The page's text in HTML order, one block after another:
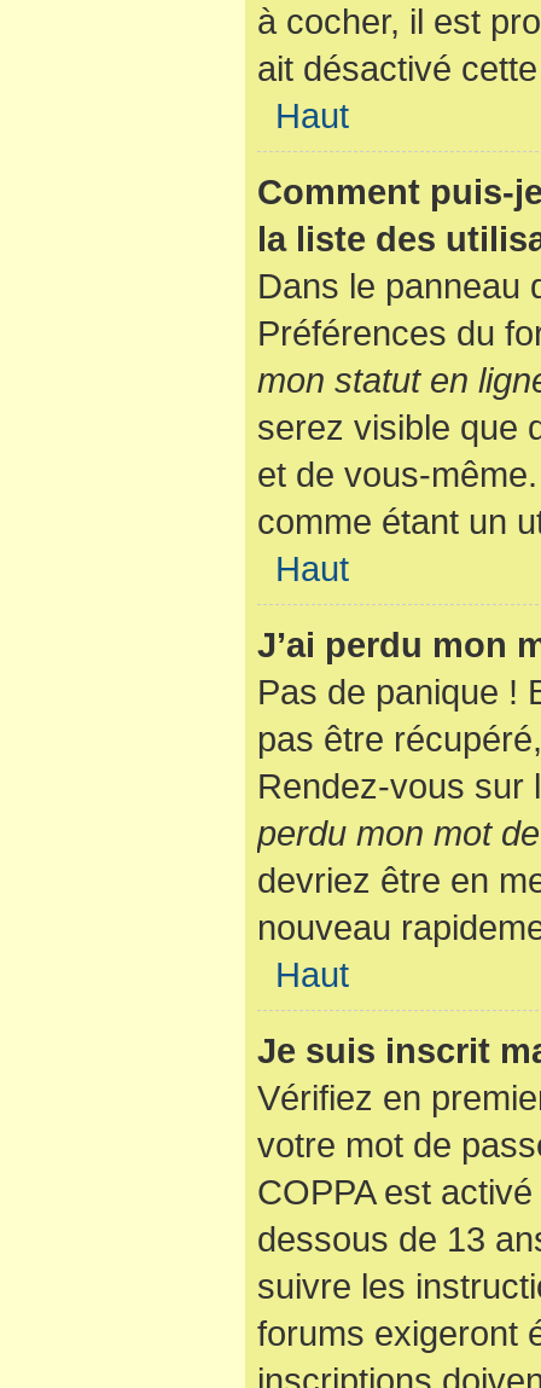
à cocher, il est
ait désactivé
Haut
Comment puis-
la liste des
Dans le panneau
Préférences du
mon statut en
serez visible que
et de vous-
comme étant un
Haut
J’ai perdu mon
Pas de panique !
pas être
Rendez-vous sur
perdu mon mot
devriez être en
nouveau
Haut
Je suis inscrit
Vérifiez en
votre mot de
COPPA est
dessous de 13
suivre les
forums exigeront